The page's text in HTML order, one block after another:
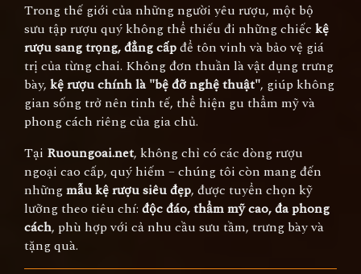
Trong thế giới của những người yêu rượu, một bộ
sưu tập rượu quý không thể thiếu đi những chiếc kệ
rượu sang trọng, đẳng cấpđể tôn vinh và bảo vệ giá
trị của từng chai. Không đơn thuần là vật dụng trưng
bày, kệ rượu chính là "bệ đỡ nghệ thuật", giúp không
gian sống trở nên tinh tế, thể hiện gu thẩm mỹ và
phong cách riêng của gia chủ.
Tại Ruoungoai.net, không chỉ có các dòng rượu
ngoại cao cấp, quý hiếm – chúng tôi còn mang đến
nhữngmẫu kệ rượu siêu đẹp, được tuyển chọn kỹ
lưỡng theo tiêu chí: độc đáo, thẩm mỹ cao, đa phong
cách, phù hợp với cả nhu cầu sưu tầm, trưng bày và
tặng quà.